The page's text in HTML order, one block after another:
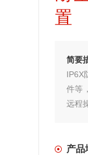
置
简要
IP6X
件等
远程
产品